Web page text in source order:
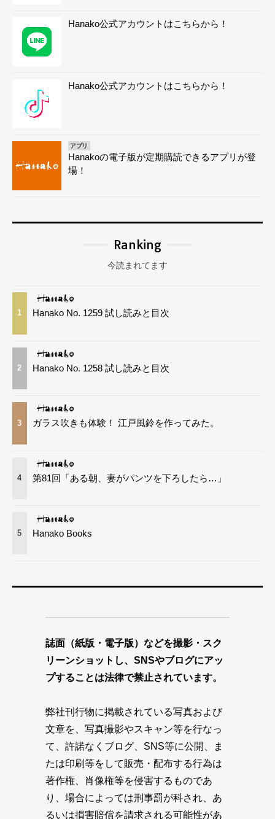
Hanako公式アカウントはこちらから！
Hanako公式アカウントはこちらから！
アプリ
Hanakoの電子版が定期購読できるアプリが登
場！
Ranking
今読まれてます
1 Hanako No. 1259 試し読みと目次
2 Hanako No. 1258 試し読みと目次
3 ガラス吹きも体験！ 江戸風鈴を作ってみた。
4 第81回「ある朝、妻がパンツを下ろしたら…」
5 Hanako Books
誌面（紙版・電子版）などを撮影・スク
リーンショットし、SNSやブログにアッ
プすることは法律で禁止されています。
弊社刊行物に掲載されている写真および
文章を、写真撮影やスキャン等を行なっ
て、許諾なくブログ、SNS等に公開、ま
たは印刷等をして販売・配布する行為は
著作権、肖像権等を侵害するものであ
り、場合によっては刑事罰が科され、あ
るいは損害賠償を請求される可能性があ